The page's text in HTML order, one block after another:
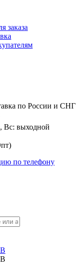
заказа
по России и СНГ
Вс: выходной
по телефону